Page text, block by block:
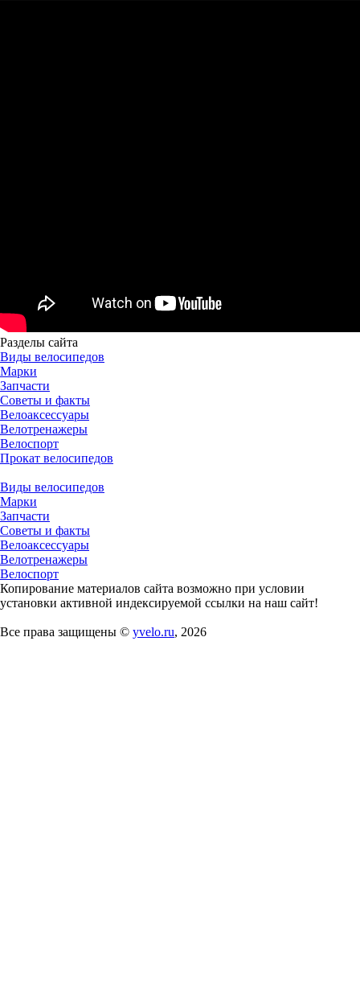
Разделы сайта
Виды велосипедов
Марки
Запчасти
Советы и факты
Велоаксессуары
Велотренажеры
Велоспорт
Прокат велосипедов
Виды велосипедов
Марки
Запчасти
Советы и факты
Велоаксессуары
Велотренажеры
Велоспорт
Копирование материалов сайта возможно при условии
установки активной индексируемой ссылки на наш сайт!
Все права защищены © yvelo.ru, 2026